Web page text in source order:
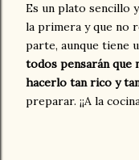
Es un plato sencillo
la primera y que no
parte, aunque tiene
todos pensarán que
hacerlo tan rico y
preparar. ¡¡A la